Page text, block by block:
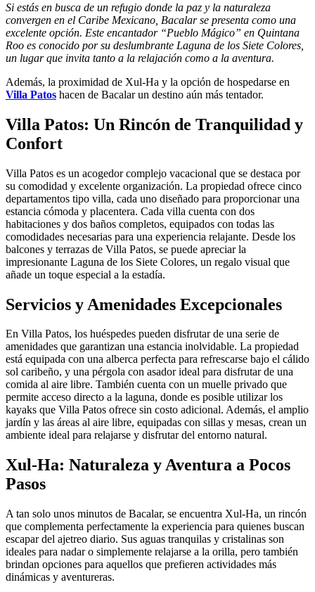
Si estás en busca de un refugio donde la paz y la naturaleza
convergen en el Caribe Mexicano, Bacalar se presenta como una
excelente opción. Este encantador “Pueblo Mágico” en Quintana
Roo es conocido por su deslumbrante Laguna de los Siete Colores,
un lugar que invita tanto a la relajación como a la aventura.
Además, la proximidad de Xul-Ha y la opción de hospedarse en
Villa Patos hacen de Bacalar un destino aún más tentador.
Villa Patos: Un Rincón de Tranquilidad y
Confort
Villa Patos es un acogedor complejo vacacional que se destaca por
su comodidad y excelente organización. La propiedad ofrece cinco
departamentos tipo villa, cada uno diseñado para proporcionar una
estancia cómoda y placentera. Cada villa cuenta con dos
habitaciones y dos baños completos, equipados con todas las
comodidades necesarias para una experiencia relajante. Desde los
balcones y terrazas de Villa Patos, se puede apreciar la
impresionante Laguna de los Siete Colores, un regalo visual que
añade un toque especial a la estadía.
Servicios y Amenidades Excepcionales
En Villa Patos, los huéspedes pueden disfrutar de una serie de
amenidades que garantizan una estancia inolvidable. La propiedad
está equipada con una alberca perfecta para refrescarse bajo el cálido
sol caribeño, y una pérgola con asador ideal para disfrutar de una
comida al aire libre. También cuenta con un muelle privado que
permite acceso directo a la laguna, donde es posible utilizar los
kayaks que Villa Patos ofrece sin costo adicional. Además, el amplio
jardín y las áreas al aire libre, equipadas con sillas y mesas, crean un
ambiente ideal para relajarse y disfrutar del entorno natural.
Xul-Ha: Naturaleza y Aventura a Pocos
Pasos
A tan solo unos minutos de Bacalar, se encuentra Xul-Ha, un rincón
que complementa perfectamente la experiencia para quienes buscan
escapar del ajetreo diario. Sus aguas tranquilas y cristalinas son
ideales para nadar o simplemente relajarse a la orilla, pero también
brindan opciones para aquellos que prefieren actividades más
dinámicas y aventureras.